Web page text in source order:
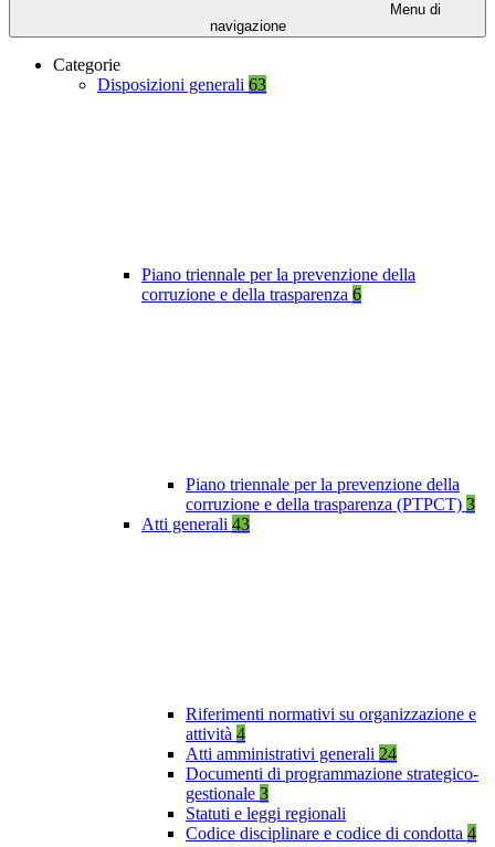
Menu di
navigazione
Categorie
Disposizioni generali 63
Piano triennale per la prevenzione della
corruzione e della trasparenza 6
Piano triennale per la prevenzione della
corruzione e della trasparenza (PTPCT) 3
Atti generali 43
Riferimenti normativi su organizzazione e
attività 4
Atti amministrativi generali 24
Documenti di programmazione strategico-
gestionale 3
Statuti e leggi regionali
Codice disciplinare e codice di condotta 4